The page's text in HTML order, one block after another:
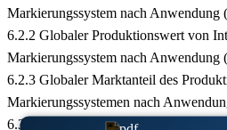
Markierungssystem nach Anwendung
6.2.2 Globaler Produktionswert von
Markierungssystem nach Anwendung
6.2.3 Globaler Marktanteil des
Markierungssystemen nach
6.3 Globaler Preis für intelligentes